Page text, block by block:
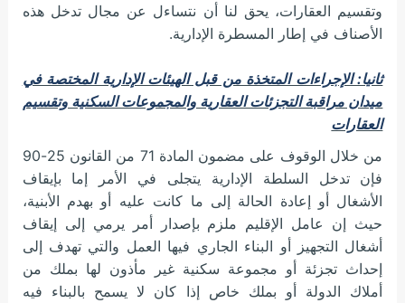
وتقسيم العقارات، يحق لنا أن نتساءل عن مجال تدخل هذه
الأصناف في إطار المسطرة الإدارية.
ثانيا: الإجراءات المتخذة من قبل الهيئات الإدارية المختصة في
ميدان مراقبة التجزئات العقارية والمجموعات السكنية وتقسيم
العقارات
من خلال الوقوف على مضمون المادة 71 من القانون 25-90
فإن تدخل السلطة الإدارية يتجلى في الأمر إما بإيقاف
الأشغال أو إعادة الحالة إلى ما كانت عليه أو بهدم الأبنية،
حيث إن عامل الإقليم ملزم بإصدار أمر يرمي إلى إيقاف
أشغال التجهيز أو البناء الجاري فيها العمل والتي تهدف إلى
إحداث تجزئة أو مجموعة سكنية غير مأذون لها بملك من
أملاك الدولة أو بملك خاص إذا كان لا يسمح بالبناء فيه